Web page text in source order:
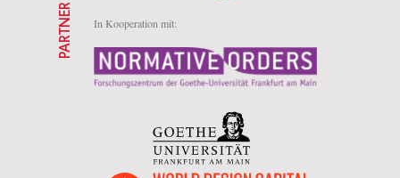
In Kooperation mit:
PARTNER